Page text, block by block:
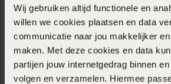
Wij gebruiken altijd functionele en
willen we cookies plaatsen en data
communicatie naar jou makkelijker
maken. Met deze cookies en data
partijen jouw internetgedrag binnen
volgen en verzamelen. Hiermee